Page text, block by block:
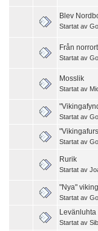
Blev
Startat av
Från
Startat av
Mosslik
Startat av
Startat av
Startat av
Rurik
Startat av
"Nya"
Startat av
Levänluhta
Startat av